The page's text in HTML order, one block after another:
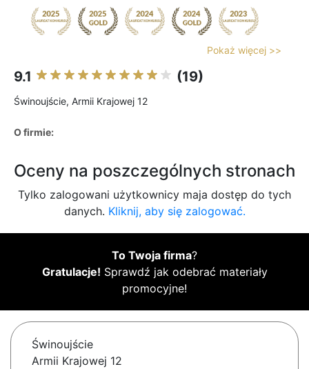
Pokaż więcej >>
9.1 (19)
Świnoujście, Armii Krajowej 12
O firmie:
Oceny na poszczególnych stronach
Tylko zalogowani użytkownicy maja dostęp do tych
danych. Kliknij, aby się zalogować.
To Twoja firma?
Gratulacje! Sprawdź jak odebrać materiały
promocyjne!
Świnoujście
Armii Krajowej 12